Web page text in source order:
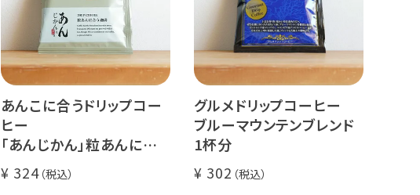
あんこに合うドリップコー
ヒー
「あんじかん」粒あんに合う
珈琲 1杯分
324
グルメドリップコーヒー
ブルーマウンテンブレンド
1杯分
302